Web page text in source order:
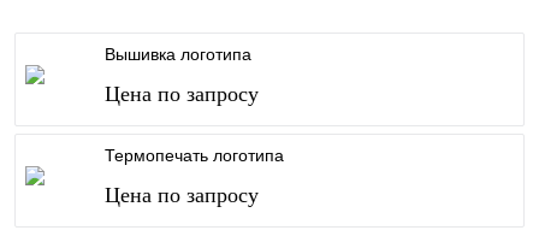
Вышивка логотипа
Цена по запросу
Термопечать логотипа
Цена по запросу